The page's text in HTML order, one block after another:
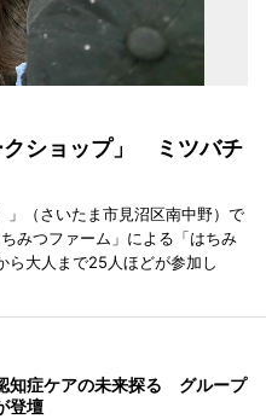
クショップ」 ミツバチ
（さいたま市見沼区南中野）で
みつファーム」による「はちみ
ら大人まで25人ほどが参加し
知症ケアの未来探る グループ
登壇